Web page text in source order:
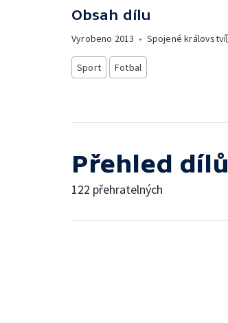
Obsah dílu
Vyrobeno 2013 • Spojené království
Sport Fotbal
Přehled dílů
122 přehratelných